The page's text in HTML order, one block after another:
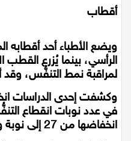
مقالات
مطبخ
صحة وطب
مجلة الحمرا
جمال وازياء
ويضع الأطباء أحد أقطابه
الرأسي، بينما يُزرع
لمراقبة نمط التنفُّس، وقد
وكشفت إحدى الدراسات
في عدد نوبات انقطاع